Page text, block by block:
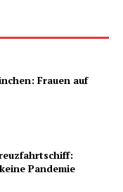
Frauen auf
Pandemie